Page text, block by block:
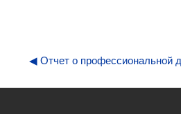
◀︎ Отчет о профессиональной